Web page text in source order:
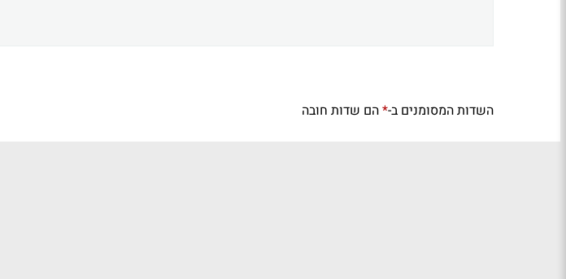
השדות המסומנים ב-*הם שדות חובה